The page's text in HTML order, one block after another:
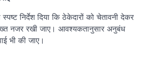
स्पष्ट निर्देश दिया कि ठेकेदारों को चेतावनी देकर
नजर रखी जाए। आवश्यकतानुसार अनुबंध
भी की जाए।